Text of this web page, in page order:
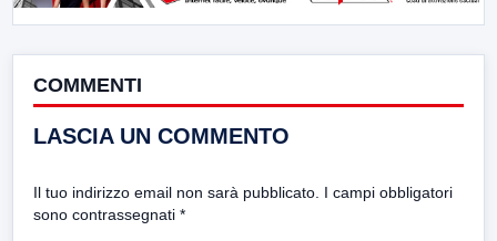
COMMENTI
LASCIA UN COMMENTO
Il tuo indirizzo email non sarà pubblicato. I campi obbligatori
sono contrassegnati *